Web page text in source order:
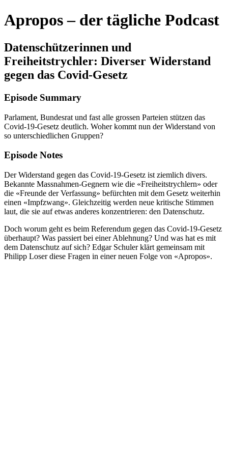
Apropos – der tägliche Podcast
Datenschützerinnen und
Freiheitstrychler: Diverser Widerstand
gegen das Covid-Gesetz
Episode Summary
Parlament, Bundesrat und fast alle grossen Parteien stützen das
Covid-19-Gesetz deutlich. Woher kommt nun der Widerstand von
so unterschiedlichen Gruppen?
Episode Notes
Der Widerstand gegen das Covid-19-Gesetz ist ziemlich divers.
Bekannte Massnahmen-Gegnern wie die «Freiheitstrychlern» oder
die «Freunde der Verfassung» befürchten mit dem Gesetz weiterhin
einen «Impfzwang». Gleichzeitig werden neue kritische Stimmen
laut, die sie auf etwas anderes konzentrieren: den Datenschutz.
Doch worum geht es beim Referendum gegen das Covid-19-Gesetz
überhaupt? Was passiert bei einer Ablehnung? Und was hat es mit
dem Datenschutz auf sich? Edgar Schuler klärt gemeinsam mit
Philipp Loser diese Fragen in einer neuen Folge von «Apropos».